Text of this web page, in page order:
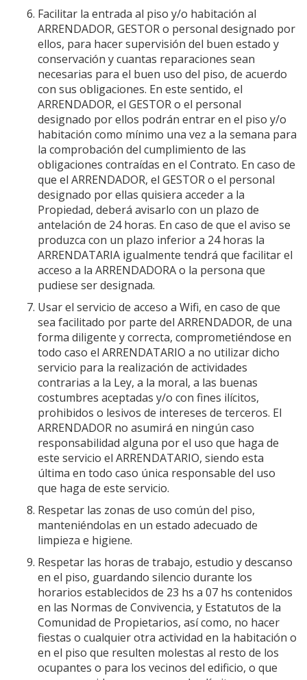
Facilitar la entrada al piso y/o habitación al
ARRENDADOR, GESTOR o personal designado por
ellos, para hacer supervisión del buen estado y
conservación y cuantas reparaciones sean
necesarias para el buen uso del piso, de acuerdo
con sus obligaciones. En este sentido, el
ARRENDADOR, el GESTOR o el personal
designado por ellos podrán entrar en el piso y/o
habitación como mínimo una vez a la semana para
la comprobación del cumplimiento de las
obligaciones contraídas en el Contrato. En caso de
que el ARRENDADOR, el GESTOR o el personal
designado por ellas quisiera acceder a la
Propiedad, deberá avisarlo con un plazo de
antelación de 24 horas. En caso de que el aviso se
produzca con un plazo inferior a 24 horas la
ARRENDATARIA igualmente tendrá que facilitar el
acceso a la ARRENDADORA o la persona que
pudiese ser designada.
Usar el servicio de acceso a Wifi, en caso de que
sea facilitado por parte del ARRENDADOR, de una
forma diligente y correcta, comprometiéndose en
todo caso el ARRENDATARIO a no utilizar dicho
servicio para la realización de actividades
contrarias a la Ley, a la moral, a las buenas
costumbres aceptadas y/o con fines ilícitos,
prohibidos o lesivos de intereses de terceros. El
ARRENDADOR no asumirá en ningún caso
responsabilidad alguna por el uso que haga de
este servicio el ARRENDATARIO, siendo esta
última en todo caso única responsable del uso
que haga de este servicio.
Respetar las zonas de uso común del piso,
manteniéndolas en un estado adecuado de
limpieza e higiene.
Respetar las horas de trabajo, estudio y descanso
en el piso, guardando silencio durante los
horarios establecidos de 23 hs a 07 hs contenidos
en las Normas de Convivencia, y Estatutos de la
Comunidad de Propietarios, así como, no hacer
fiestas o cualquier otra actividad en la habitación o
en el piso que resulten molestas al resto de los
ocupantes o para los vecinos del edificio, o que